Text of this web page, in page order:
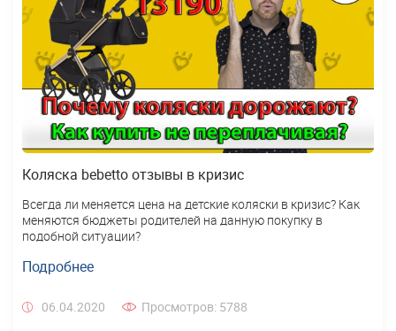
Коляска bebetto отзывы в кризис
Всегда ли меняется цена на детские коляски в кризис? Как
меняются бюджеты родителей на данную покупку в
подобной ситуации?
Подробнее
06.04.2020 Просмотров: 5788